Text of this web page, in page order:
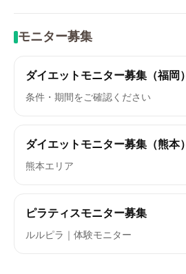
モニター募集
ダイエットモニター募集（福岡）
条件・期間をご確認ください
ダイエットモニター募集（熊本）
熊本エリア
ピラティスモニター募集
ルルピラ｜体験モニター